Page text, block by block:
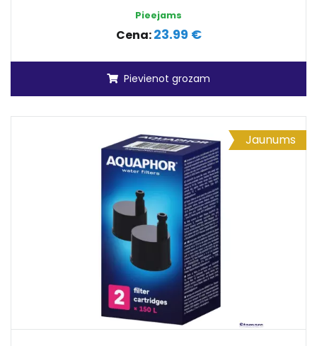
Pieejams
Cena:23.99 €
Pievienot grozam
Jaunums